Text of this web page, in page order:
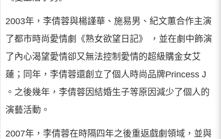
2003年，李倩蓉與楊謹華、施易男、紀文蕙合作主演
了都市時尚愛情劇《熟女欲望日記》 ，並在劇中飾演
了內心渴望愛情卻又無法控制愛情的超級購金女艾
蓮；同年，李倩蓉還創立了個人時尚品牌Princess J
。之後幾年，李倩蓉因結婚生子等原因減少了個人的
演藝活動。
2007年，李倩蓉在時隔四年之後重返戲劇領域，並與